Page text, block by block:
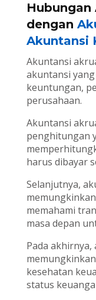
Hubungan
dengan
Akuntansi
Akuntansi
akuntansi
keuntungan,
perusahaan.
Akuntansi
penghitungan
harus dibayar
Selanjutnya,
memahami
masa depan
Pada
kesehatan
status